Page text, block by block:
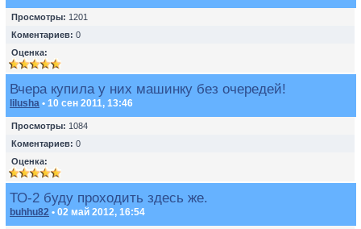
Просмотры: 1201
Коментариев: 0
Оценка:
Вчера купила у них машинку без очередей!
lilusha • 10 сен 2011, 13:46
Просмотры: 1084
Коментариев: 0
Оценка:
ТО-2 буду проходить здесь же.
buhhu82 • 02 май 2012, 16:54